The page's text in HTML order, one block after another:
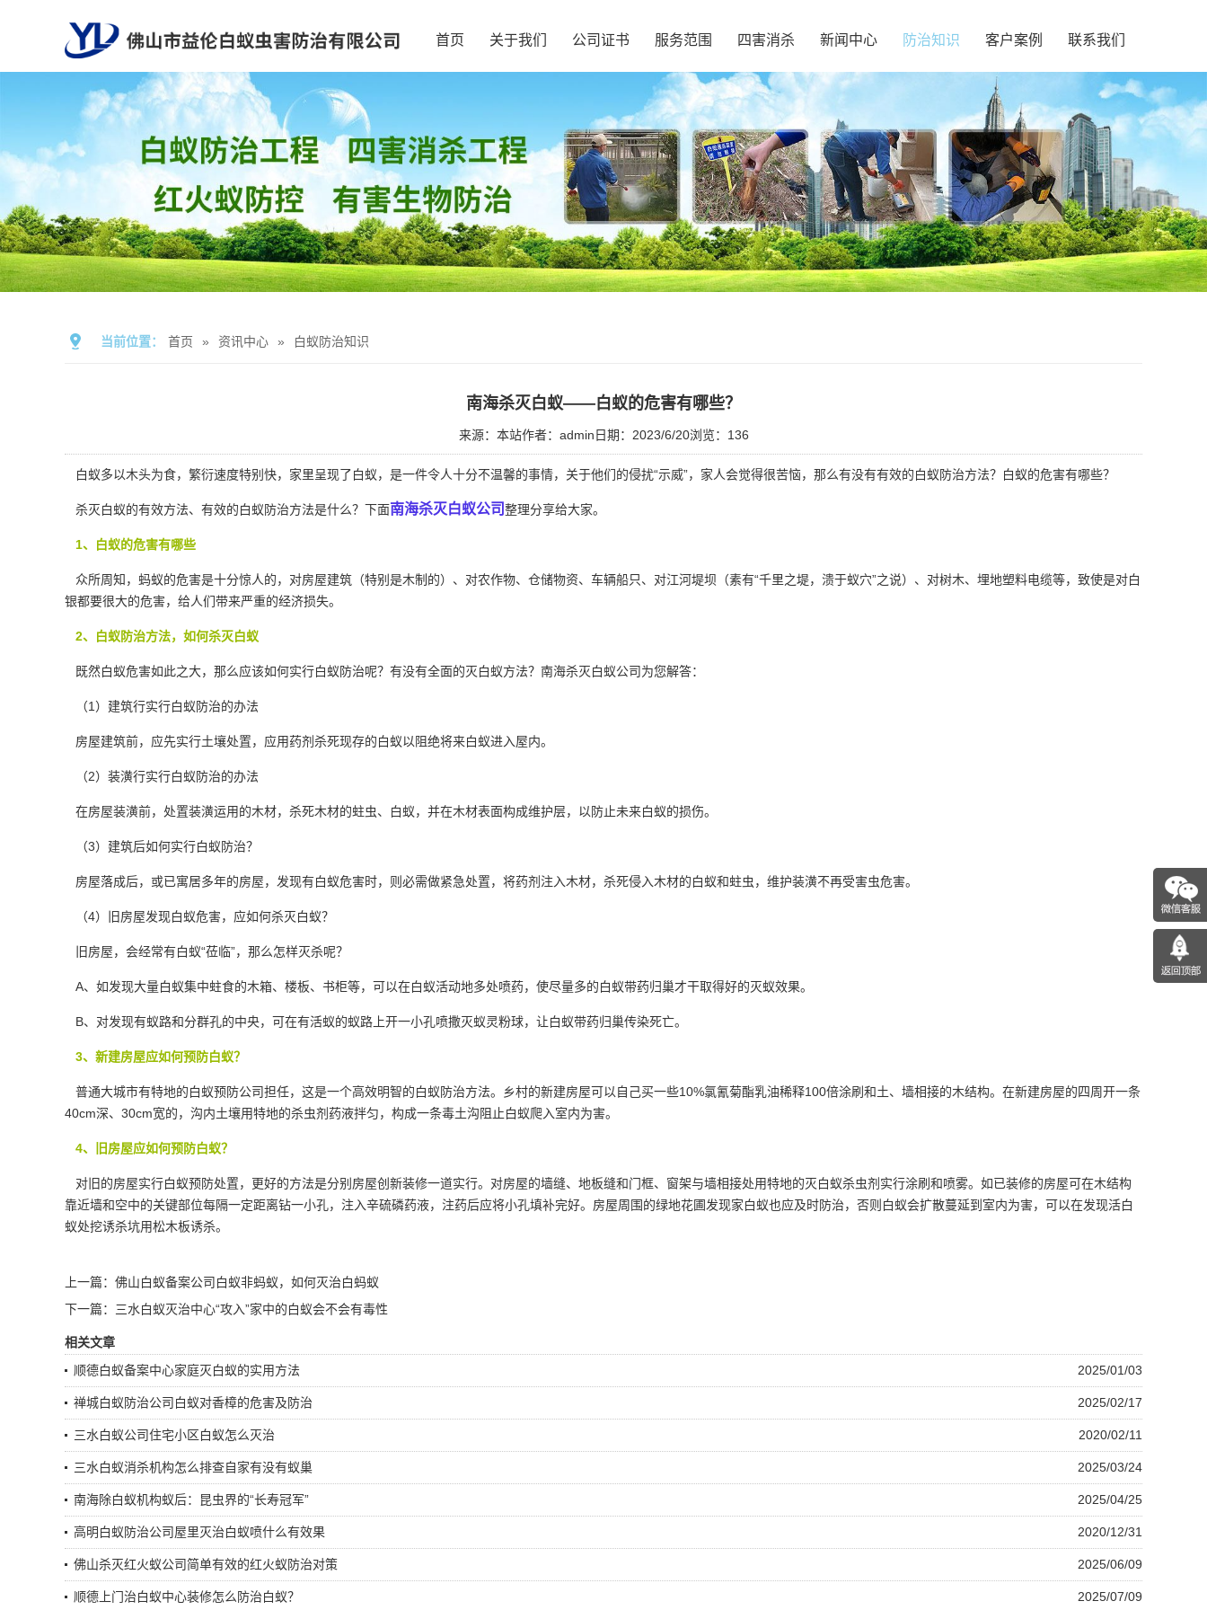
首页 关于我们 公司证书 服务范围 四害消杀 新闻中心 防治知识 客户案例 联系我们
当前位置： 首页 » 资讯中心 » 白蚁防治知识
南海杀灭白蚁——白蚁的危害有哪些？
来源：本站作者：admin 日期：2023/6/20浏览： 136
白蚁多以木头为食，繁衍速度特别快，家里呈现了白蚁，是一件令人十分不温馨的事情，关于他们的侵扰“示威”，家人会觉得很苦恼，那么有没有有效的白蚁防治方法？白蚁的危害有哪些？
杀灭白蚁的有效方法、有效的白蚁防治方法是什么？下面南海杀灭白蚁公司整理分享给大家。
1、白蚁的危害有哪些
众所周知，蚂蚁的危害是十分惊人的，对房屋建筑（特别是木制的）、对农作物、仓储物资、车辆船只、对江河堤坝（素有“千里之堤，溃于蚁穴”之说）、对树木、埋地塑料电缆等，致使是对白
银都要很大的危害，给人们带来严重的经济损失。
2、白蚁防治方法，如何杀灭白蚁
既然白蚁危害如此之大，那么应该如何实行白蚁防治呢？有没有全面的灭白蚁方法？南海杀灭白蚁公司为您解答：
（1）建筑行实行白蚁防治的办法
房屋建筑前，应先实行土壤处置，应用药剂杀死现存的白蚁以阻绝将来白蚁进入屋内。
（2）装潢行实行白蚁防治的办法
在房屋装潢前，处置装潢运用的木材，杀死木材的蛀虫、白蚁，并在木材表面构成维护层，以防止未来白蚁的损伤。
（3）建筑后如何实行白蚁防治？
房屋落成后，或已寓居多年的房屋，发现有白蚁危害时，则必需做紧急处置，将药剂注入木材，杀死侵入木材的白蚁和蛀虫，维护装潢不再受害虫危害。
（4）旧房屋发现白蚁危害，应如何杀灭白蚁？
旧房屋，会经常有白蚁“莅临”，那么怎样灭杀呢？
A、如发现大量白蚁集中蛀食的木箱、楼板、书柜等，可以在白蚁活动地多处喷药，使尽量多的白蚁带药归巢才干取得好的灭蚁效果。
B、对发现有蚁路和分群孔的中央，可在有活蚁的蚁路上开一小孔喷撒灭蚁灵粉球，让白蚁带药归巢传染死亡。
3、新建房屋应如何预防白蚁？
普通大城市有特地的白蚁预防公司担任，这是一个高效明智的白蚁防治方法。乡村的新建房屋可以自己买一些10%氯氰菊酯乳油稀释100倍涂刷和土、墙相接的木结构。在新建房屋的四周开一条
40cm深、30cm宽的，沟内土壤用特地的杀虫剂药液拌匀，构成一条毒土沟阻止白蚁爬入室内为害。
4、旧房屋应如何预防白蚁？
对旧的房屋实行白蚁预防处置，更好的方法是分别房屋创新装修一道实行。对房屋的墙缝、地板缝和门框、窗架与墙相接处用特地的灭白蚁杀虫剂 实行涂刷和喷雾。如已装修的房屋可在木结构
靠近墙和空中的关键部位每隔一定距离钻一小孔，注入辛硫磷药液，注药后应将小孔填补完好。房屋周围的绿地花圃发现家白蚁也应及时防治，否则白蚁会扩散蔓延到室内为害，可以在发现活白
蚁处挖诱杀坑用松木板诱杀。
上一篇： 佛山白蚁备案公司白蚁非蚂蚁，如何灭治白蚂蚁
下一篇： 三水白蚁灭治中心“攻入”家中的白蚁会不会有毒性
相关文章
2025/01/03
顺德白蚁备案中心家庭灭白蚁的实用方法
2025/02/17
禅城白蚁防治公司白蚁对香樟的危害及防治
2020/02/11
三水白蚁公司住宅小区白蚁怎么灭治
2025/03/24
三水白蚁消杀机构怎么排查自家有没有蚁巢
2025/04/25
南海除白蚁机构蚁后：昆虫界的“长寿冠军”
2020/12/31
高明白蚁防治公司屋里灭治白蚁喷什么有效果
2025/06/09
佛山杀灭红火蚁公司简单有效的红火蚁防治对策
2025/07/09
顺德上门治白蚁中心装修怎么防治白蚁？